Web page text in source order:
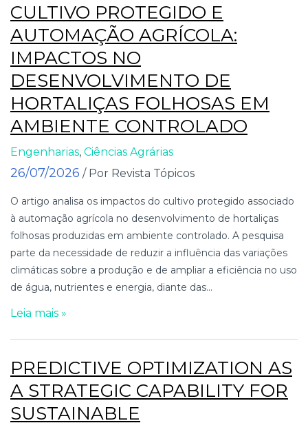
CULTIVO PROTEGIDO E
AUTOMAÇÃO AGRÍCOLA:
IMPACTOS NO
DESENVOLVIMENTO DE
HORTALIÇAS FOLHOSAS EM
AMBIENTE CONTROLADO
Engenharias, Ciências Agrárias
26/07/2026 / Por Revista Tópicos
O artigo analisa os impactos do cultivo protegido associado
à automação agrícola no desenvolvimento de hortaliças
folhosas produzidas em ambiente controlado. A pesquisa
parte da necessidade de reduzir a influência das variações
climáticas sobre a produção e de ampliar a eficiência no uso
de água, nutrientes e energia, diante das...
Leia mais »
PREDICTIVE OPTIMIZATION AS
A STRATEGIC CAPABILITY FOR
SUSTAINABLE